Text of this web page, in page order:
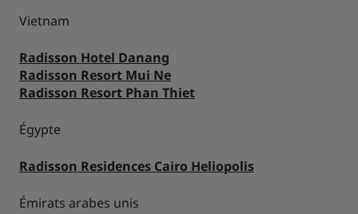
Vietnam
Radisson Hotel Danang
Radisson Resort Mui Ne
Radisson Resort Phan Thiet
Égypte
Radisson Residences Cairo Heliopolis
Émirats arabes unis